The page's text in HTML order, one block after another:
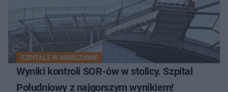
SZPITALE W WARSZAWIE
Wyniki kontroli SOR-ów w stolicy. Szpital
Południowy z najgorszym wynikiem!